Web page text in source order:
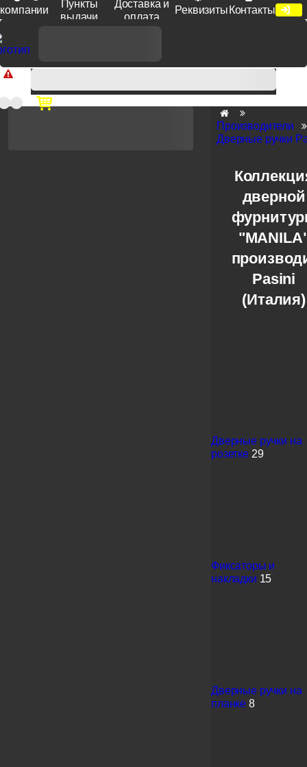
компании
Пункты
выдачи
Доставка и
оплата
Реквизиты Контакты
Доп. скидка от цен на сайте 7% при заказе от 50 тыс. руб
продукции Venezia, Fratelli, Tupai, Extreza, Melodia, Forme при
оплате по счету.
Производители
Дверные ручки
дверной
Pasini
(Италия)
Дверные ручки на
розетке 29
Фиксаторы и
накладки 15
Дверные ручки на
планке 8